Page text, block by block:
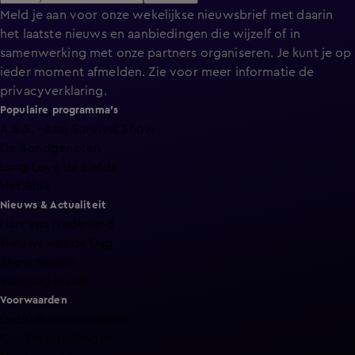
Meld je aan voor onze wekelijkse nieuwsbrief met daarin
het laatste nieuws en aanbiedingen die wijzelf of in
samenwerking met onze partners organiseren. Je kunt je op
ieder moment afmelden. Zie voor meer informatie de
privacyverklaring.
Populaire programma's
A.S.S. - Anti Survival Show
De Bondgenoten
Lang Leve de Liefde
Het Blok
Nieuws & Actualiteit
Voorwaarden